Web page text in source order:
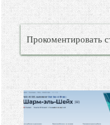
Прокоментировать